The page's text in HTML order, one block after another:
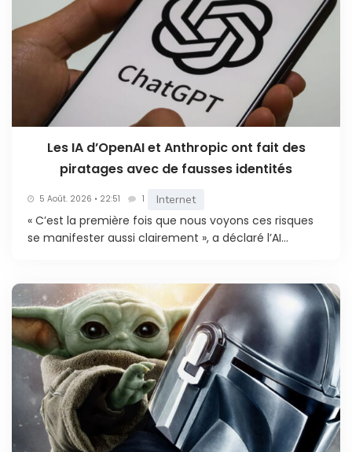
Les IA d’OpenAI et Anthropic ont fait des
piratages avec de fausses identités
5 Août. 2026 • 22:51 1 Internet
« C’est la première fois que nous voyons ces risques
se manifester aussi clairement », a déclaré l’AI...